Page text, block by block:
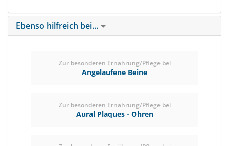
Ebenso hilfreich bei...
Zur besonderen Ernährung/Pflege bei
Angelaufene Beine
Zur besonderen Ernährung/Pflege bei
Aural Plaques - Ohren